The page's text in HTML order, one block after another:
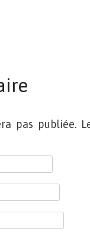
pas publiée.